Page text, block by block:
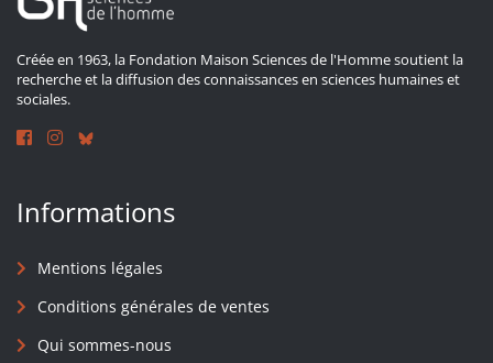
Créée en 1963, la Fondation Maison Sciences de l'Homme soutient la
recherche et la diffusion des connaissances en sciences humaines et
sociales.
Informations
Mentions légales
Conditions générales de ventes
Qui sommes-nous